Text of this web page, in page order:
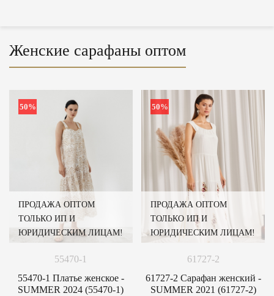
Женские сарафаны оптом
50%
ПРОДАЖА ОПТОМ
ТОЛЬКО ИП И
ЮРИДИЧЕСКИМ ЛИЦАМ!
55470-1
55470-1 Платье женское -
SUMMER 2024 (55470-1)
50%
ПРОДАЖА ОПТОМ
ТОЛЬКО ИП И
ЮРИДИЧЕСКИМ ЛИЦАМ!
61727-2
61727-2 Сарафан женский -
SUMMER 2021 (61727-2)